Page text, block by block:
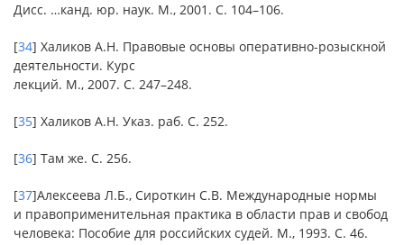
Дисс. …канд. юр. наук. М., 2001. С. 104–106.
[34] Халиков А.Н. Правовые основы оперативно-розыскной
деятельности. Курс
лекций. М., 2007. С. 247–248.
[35] Халиков А.Н. Указ. раб. С. 252.
[36] Там же. С. 256.
[37]Алексеева Л.Б., Сироткин С.В. Международные нормы
и правоприменительная практика в области прав и свобод
человека: Пособие для российских судей. М., 1993. С. 46.